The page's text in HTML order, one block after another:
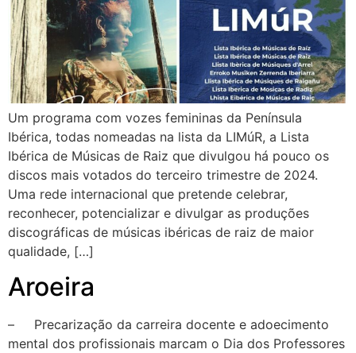
Um programa com vozes femininas da Península
Ibérica, todas nomeadas na lista da LIMúR, a Lista
Ibérica de Músicas de Raiz que divulgou há pouco os
discos mais votados do terceiro trimestre de 2024.
Uma rede internacional que pretende celebrar,
reconhecer, potencializar e divulgar as produções
discográficas de músicas ibéricas de raiz de maior
qualidade, […]
Aroeira
– Precarização da carreira docente e adoecimento
mental dos profissionais marcam o Dia dos Professores